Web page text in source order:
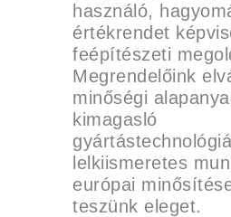
használó,
értékrendet
feépítészeti
Megrendelőink
minőségi
kimagasló
lelkiismeretes
európai
teszünk eleget.